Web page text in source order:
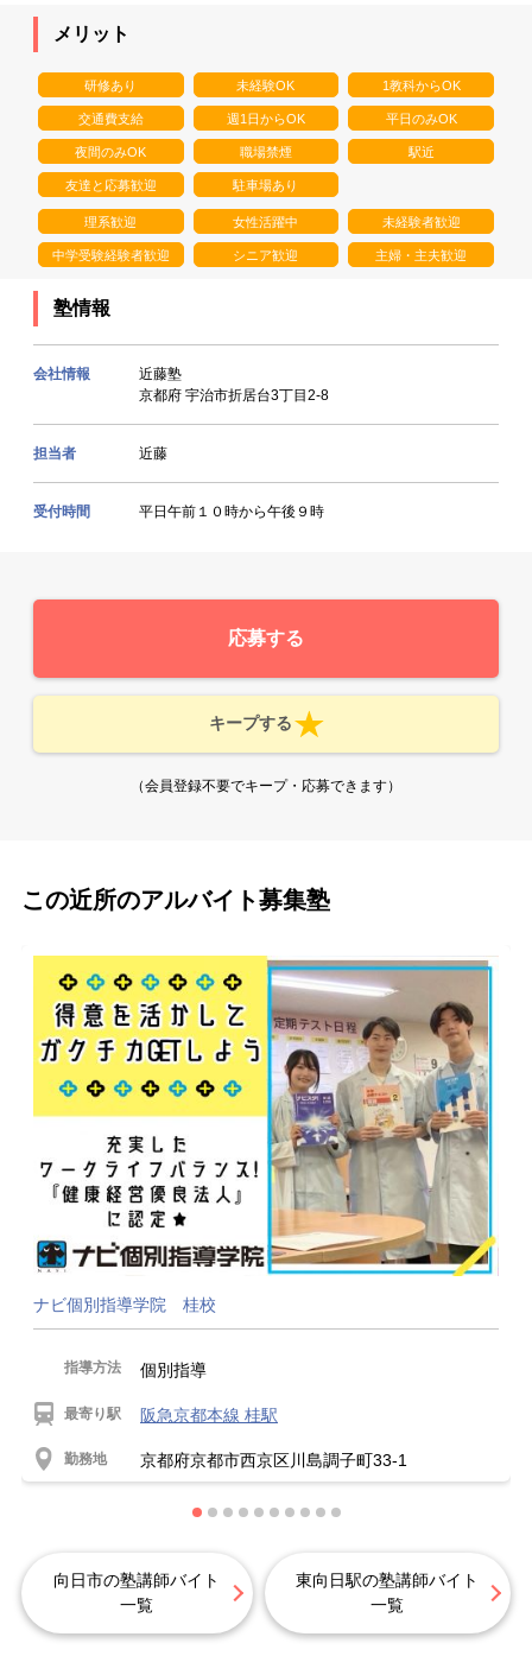
メリット
研修あり 未経験OK 1教科からOK
交通費支給 週1日からOK 平日のみOK
夜間のみOK 職場禁煙 駅近
友達と応募歓迎 駐車場あり
理系歓迎 女性活躍中 未経験者歓迎
中学受験経験者歓迎 シニア歓迎 主婦・主夫歓迎
塾情報
会社情報
近藤塾
京都府 宇治市折居台3丁目2-8
担当者 近藤
受付時間 平日午前１０時から午後９時
応募する
キープする
（会員登録不要でキープ・応募できます）
この近所のアルバイト募集塾
ナビ個別指導学院 桂校
指導方法 個別指導
最寄り駅 阪急京都本線 桂駅
勤務地 京都府京都市西京区川島調子町33-1
向日市の塾講師バイト
一覧
東向日駅の塾講師バイト
一覧